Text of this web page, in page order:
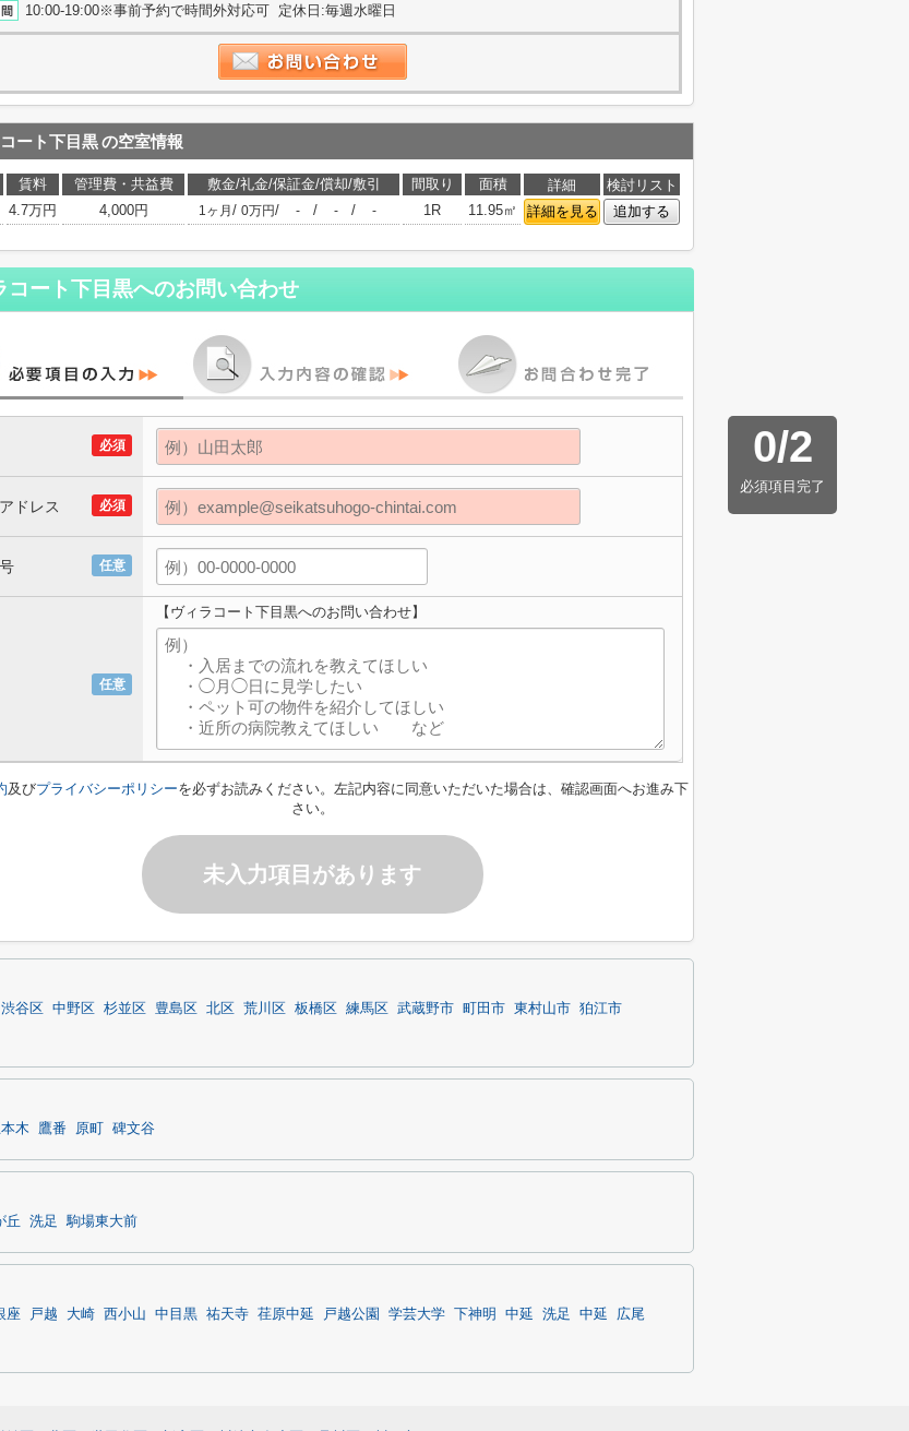
10:00-19:00※事前予約で時間外対応可 定休日:毎週水曜日
ート下目黒の空室情報
賃料 管理費・共益費 敷金/礼金/保証金/償却/敷引 間取り 面積 詳細
検討リスト
4.7万円 4,000円 1ヶ月 / 0万円/ - / - / - 1R 11.95㎡ 詳細を見る 追加する
コート下目黒へのお問い合わせ
0/2
必須項目完了
必須
必須
ドレス
任意
任意
【ヴィラコート下目黒へのお問い合わせ】
及びプライバシーポリシーを必ずお読みください。左記内容に同意いただいた場合は、確認画面へお進み下
さい。
未入力項目があります
渋谷区 中野区 杉並区 豊島区 北区 荒川区 板橋区 練馬区 武蔵野市 町田市 東村山市 狛江市
木 鷹番 原町 碑文谷
丘 洗足 駒場東大前
座 戸越 大崎 西小山 中目黒 祐天寺 荏原中延 戸越公園 学芸大学 下神明 中延 洗足 中延
広尾